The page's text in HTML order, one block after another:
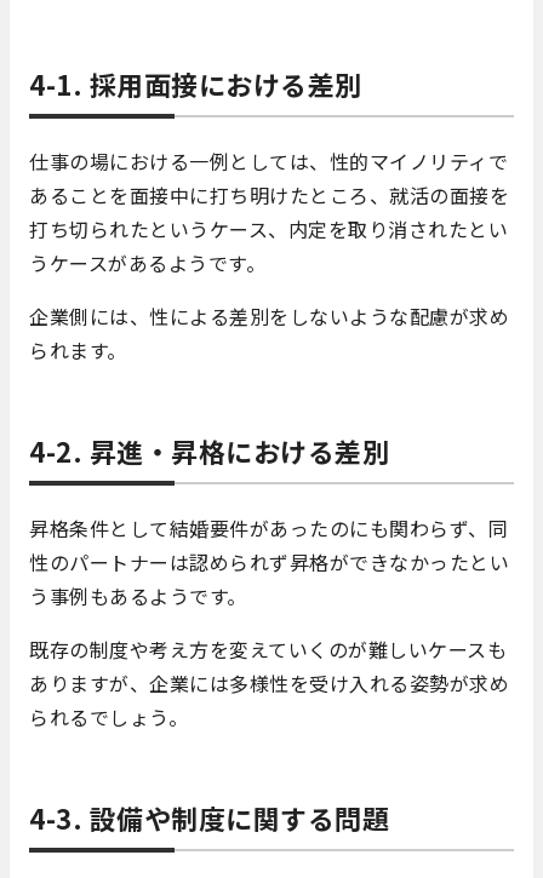
4-1. 採用面接における差別
仕事の場における一例としては、性的マイノリティで
あることを面接中に打ち明けたところ、就活の面接を
打ち切られたというケース、内定を取り消されたとい
うケースがあるようです。
企業側には、性による差別をしないような配慮が求め
られます。
4-2. 昇進・昇格における差別
昇格条件として結婚要件があったのにも関わらず、同
性のパートナーは認められず昇格ができなかったとい
う事例もあるようです。
既存の制度や考え方を変えていくのが難しいケースも
ありますが、企業には多様性を受け入れる姿勢が求め
られるでしょう。
4-3. 設備や制度に関する問題